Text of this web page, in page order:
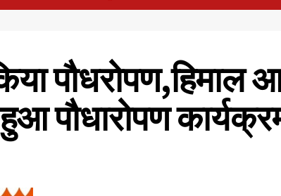
पौधरोपण,हिमाल
पौधारोपण